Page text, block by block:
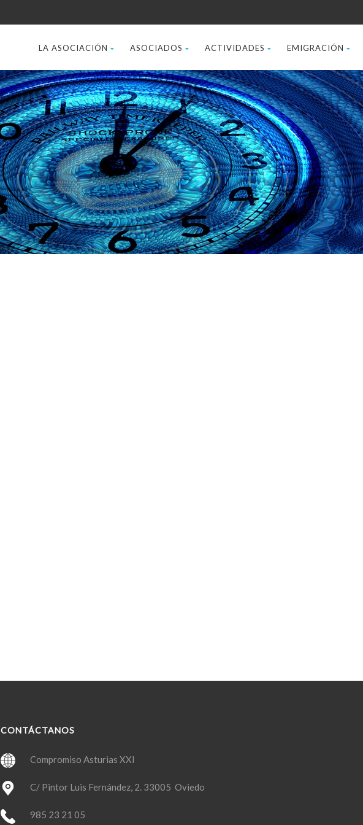
LA ASOCIACIÓN ASOCIADOS ACTIVIDADES EMIGRACIÓN
CONTÁCTANOS
Compromiso Asturias XXI
C/ Pintor Luis Fernández, 2. 33005 Oviedo
985 23 21 05